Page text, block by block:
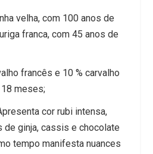
velha, com 100 anos de
franca, com 45 anos de
francês e 10 % carvalho
meses;
cor rubi intensa,
de ginja, cassis e chocolate
tempo manifesta nuances